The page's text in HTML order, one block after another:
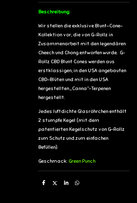
Beschreibung:
Wir stellen die exklusive Blunt-Cone-
Kollektion vor, die von G-Rollz in
Zusammenarbeit mit den legendären
Cheech und Chong entworfen wurde. G-
Rollz CBD Blunt Cones werden aus
erstklassigen, in den USA angebauten
CBD-Blüten und mit in den USA
hergestellten „Canna“-Terpenen
hergestellt.
Jedes luftdichte Glasröhrchen enthält
2 stumpfe Kegel (mit dem
patentierten Kegelschutz von G-Rollz
zum Schutz und zum einfachen
Befüllen).
Geschmack: Green Punch
T
T
T
T